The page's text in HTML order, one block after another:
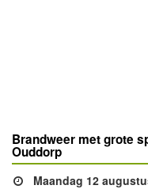
Brandweer met grote
Ouddorp
Maandag 12